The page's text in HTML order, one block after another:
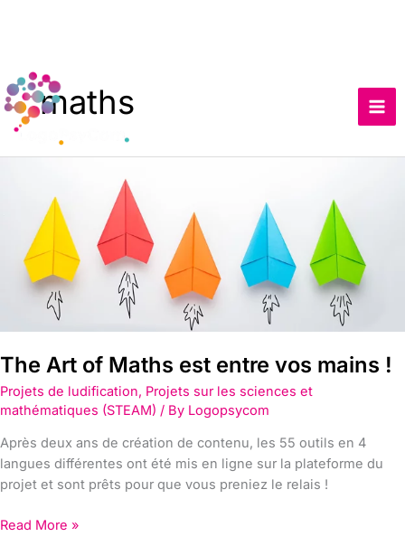
to
contentmaths
The Art of Maths est entre vos mains !
Projets de ludification, Projets sur les sciences et
mathématiques (STEAM) / By Logopsycom
Après deux ans de création de contenu, les 55 outils en 4
langues différentes ont été mis en ligne sur la plateforme du
projet et sont prêts pour que vous preniez le relais !
Maths
entre
!
Read More »